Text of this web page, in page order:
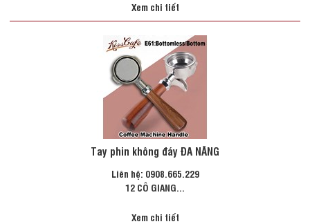
Xem chi tiết
Tay phin không đáy ĐA NĂNG
Liên hệ: 0908.665.229
12 CÔ GIANG...
Xem chi tiết